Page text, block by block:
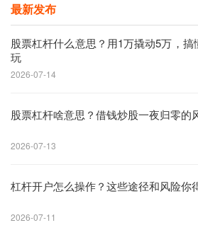
最新发布
股票杠杆什么意思？用1万撬动5万，搞
玩
2026-07-14
股票杠杆啥意思？借钱炒股一夜归零的
2026-07-13
杠杆开户怎么操作？这些途径和风险你
2026-07-11